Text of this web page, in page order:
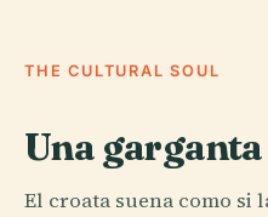
THE CULTURAL SOUL
Una
El croata suena como si